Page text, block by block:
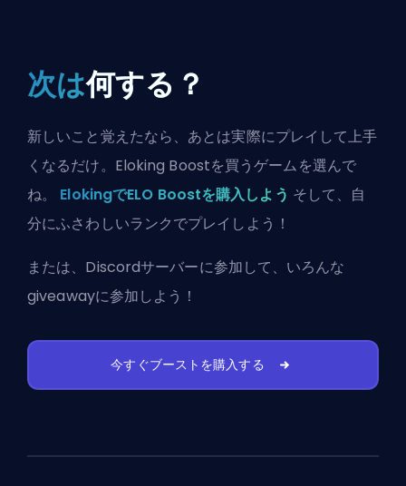
次は何する？
新しいこと覚えたなら、あとは実際にプレイして上手
くなるだけ。Eloking Boostを買うゲームを選んで
ね。 ElokingでELO Boostを購入しよう そして、自
分にふさわしいランクでプレイしよう！
または、 Discordサーバーに参加して、いろんな
giveawayに参加しよう！
今すぐブーストを購入する